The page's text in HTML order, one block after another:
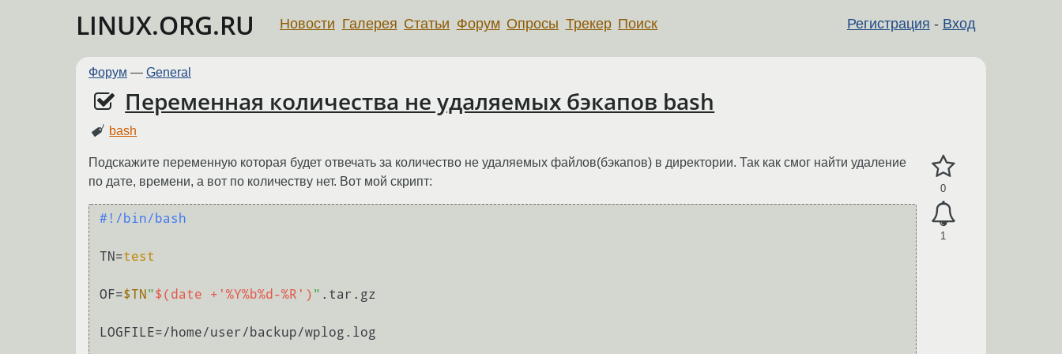
LINUX.ORG.RU Регистрация - Вход
Новости Галерея Статьи Форум Опросы Трекер Поиск
Форум — General
Переменная количества не удаляемых бэкапов bash
bash
0
1
Подскажите переменную которая будет отвечать за количество не удаляемых файлов(бэкапов) в директории. Так как смог найти удаление
по дате, времени, а вот по количеству нет. Вот мой скрипт:
#!/bin/bash
TN=test
OF=$TN "$(date +'%Y%b%d-%R') " .tar.gz
LOGFILE=/home/user/backup/wplog.log